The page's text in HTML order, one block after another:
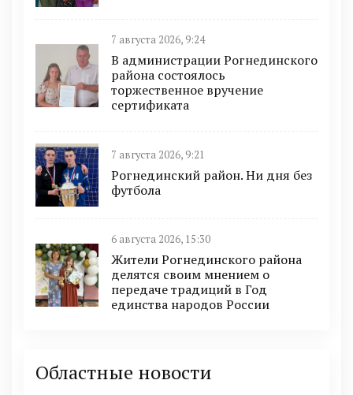
7 августа 2026, 9:24
В администрации Рогнединского
района состоялось
торжественное вручение
сертификата
7 августа 2026, 9:21
Рогнединский район. Ни дня без
футбола
6 августа 2026, 15:30
Жители Рогнединского района
делятся своим мнением о
передаче традиций в Год
единства народов России
Областные новости